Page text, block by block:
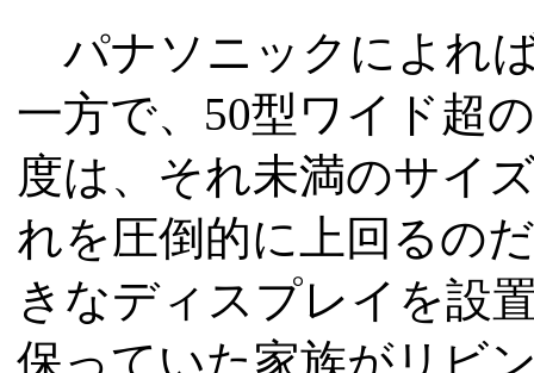
パナソニックによれ
一方で、50型ワイド超
度は、それ未満のサイ
れを圧倒的に上回るの
きなディスプレイを設
保っていた家族がリビ